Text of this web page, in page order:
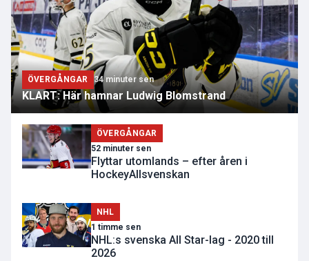
ÖVERGÅNGAR 34 minuter sen
KLART: Här hamnar Ludwig Blomstrand
ÖVERGÅNGAR
52 minuter sen
Flyttar utomlands – efter åren i
HockeyAllsvenskan
NHL
1 timme sen
NHL:s svenska All Star-lag - 2020 till
2026